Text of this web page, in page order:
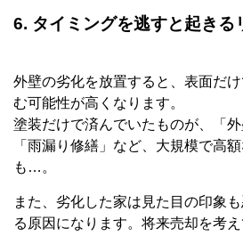
6. タイミングを逃すと起きる
外壁の劣化を放置すると、表面だ
む可能性が高くなります。
塗装だけで済んでいたものが、「
「雨漏り修繕」など、大規模で高
も…。
また、劣化した家は見た目の印象
る原因になります。将来売却を考え